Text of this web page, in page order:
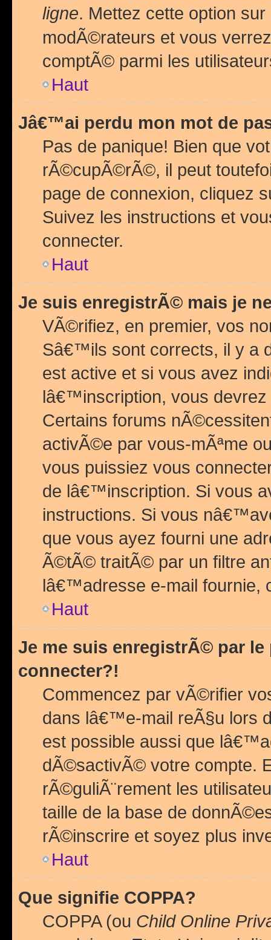
ligne. Mettez cette option sur
modÃ©rateurs et vous
comptÃ© parmi les
Haut
Jâ€™ai perdu mon mot de
Pas de panique! Bien que
rÃ©cupÃ©rÃ©, il peut
page de connexion, cliquez
Suivez les instructions et
connecter.
Haut
Je suis enregistrÃ© mais je
VÃ©rifiez, en premier, vos
Sâ€™ils sont corrects, il y a
est active et si vous avez
lâ€™inscription, vous
Certains forums
activÃ©e par vous-mÃªme
vous puissiez vous
de lâ€™inscription. Si vous
instructions. Si vous
que vous ayez fourni une
Ã©tÃ© traitÃ© par un filtre
lâ€™adresse e-mail fournie,
Haut
Je me suis enregistrÃ© par
connecter?!
Commencez par vÃ©rifier
dans lâ€™e-mail reÃ§u lors
est possible aussi que
dÃ©sactivÃ© votre compte.
rÃ©guliÃ¨rement les
taille de la base de
rÃ©inscrire et soyez plus
Haut
Que signifie COPPA?
COPPA (ou Child Online